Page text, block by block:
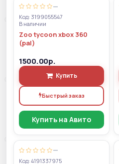
—
Код: 3199055547
В наличии
Zoo tycoon xbox 360
(pal)
1500.00р.
Купить
Быстрый заказ
Купить на Авито
—
Код: 4191337975